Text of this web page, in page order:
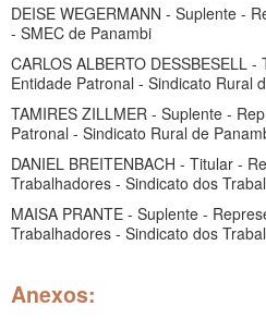
DEISE WEGERMANN - Suplente -
- SMEC de Panambi
CARLOS ALBERTO DESSBESELL
Entidade Patronal - Sindicato Rural
TAMIRES ZILLMER - Suplente -
Patronal - Sindicato Rural de
DANIEL BREITENBACH - Titular -
Trabalhadores - Sindicato dos
MAISA PRANTE - Suplente -
Trabalhadores - Sindicato dos
Anexos: